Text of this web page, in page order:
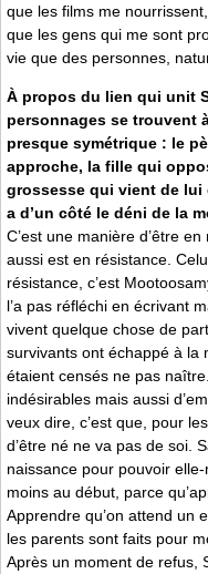
que les films me
que les gens qui me sont
vie que des personnes,
À propos du lien qui unit
personnages se trouvent
presque symétrique : le
approche, la fille qui
grossesse qui vient de lui
a d’un côté le déni de la
C’est une manière d’être
aussi est en résistance.
résistance, c’est
l’a pas réfléchi en écrivant
vivent quelque chose de
survivants ont échappé à la
étaient censés ne pas
indésirables mais aussi
veux dire, c’est que, pour
d’être né ne va pas de soi.
naissance pour pouvoir
moins au début, parce
Apprendre qu’on attend un
les parents sont faits pour
Après un moment de refus,